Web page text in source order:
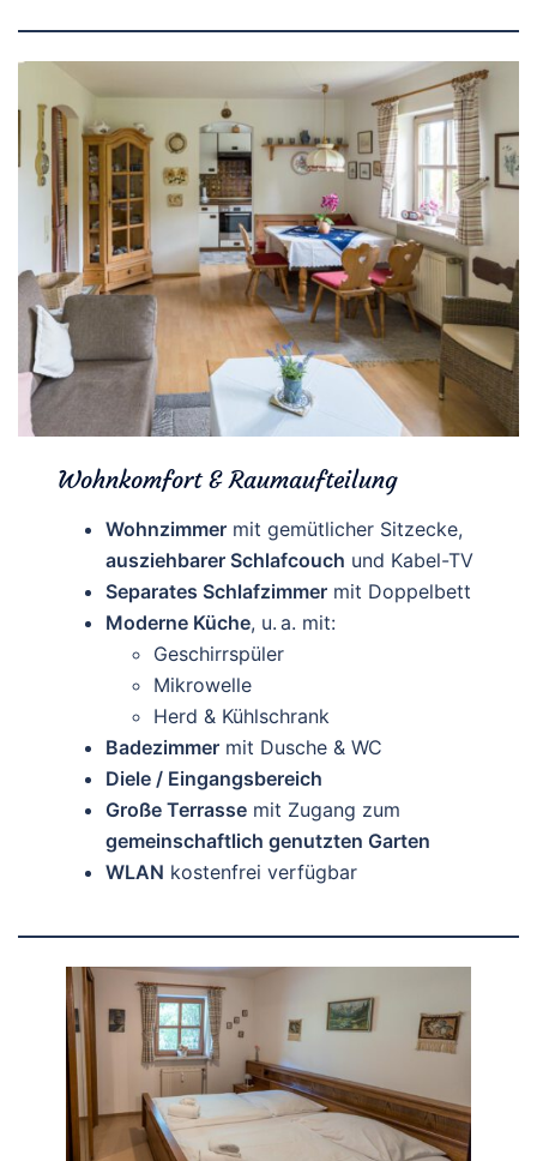
Wohnkomfort & Raumaufteilung
Wohnzimmer mit gemütlicher Sitzecke,
ausziehbarer Schlafcouch und Kabel-TV
Separates Schlafzimmer mit Doppelbett
Moderne Küche, u. a. mit:
Geschirrspüler
Mikrowelle
Herd & Kühlschrank
Badezimmer mit Dusche & WC
Diele / Eingangsbereich
Große Terrasse mit Zugang zum
gemeinschaftlich genutzten Garten
WLAN kostenfrei verfügbar